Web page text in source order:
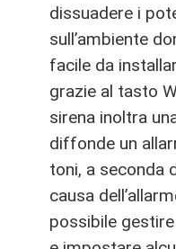
dissuadere i
sull’ambiente
facile da
grazie al tasto
sirena inoltra
diffonde un
toni, a seconda
causa
possibile